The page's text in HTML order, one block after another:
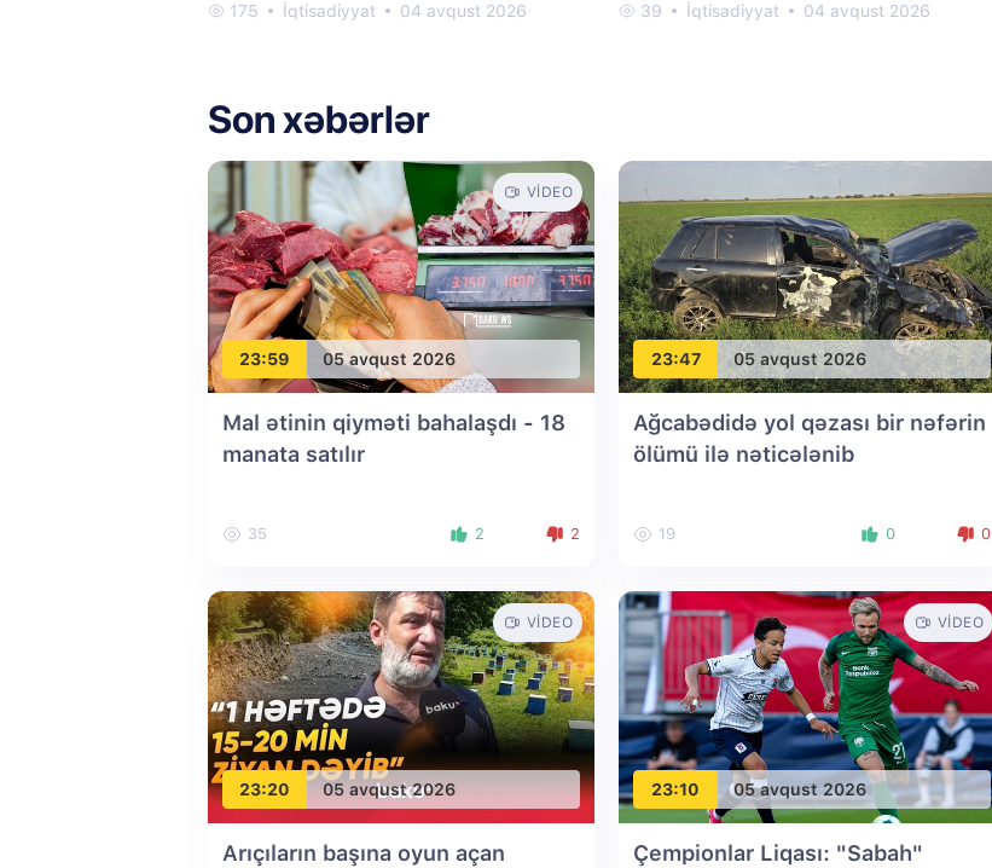
175 İqtisadiyyat 04 avqust 2026 39 İqtisadiyyat 04 avqust 2026
Son xəbərlər
23:59 05 avqust 2026
VIDEO
Mal ətinin qiyməti bahalaşdı - 18
manata satılır
35 2 2
23:47 05 avqust 2026
Ağcabədidə yol qəzası bir nəfərin
ölümü ilə nəticələnib
19 0 0
23:20 05 avqust 2026
VIDEO
Arıçıların başına oyun açan
23:10 05 avqust 2026
VIDEO
Çempionlar Liqası: "Sabah"